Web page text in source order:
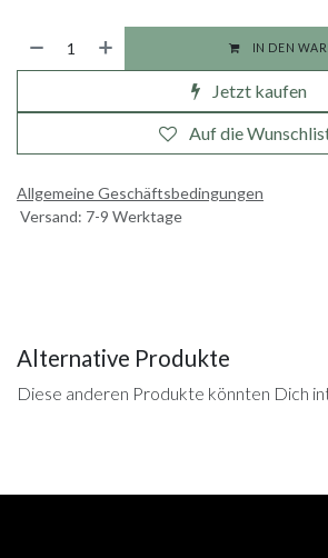
IN DEN
Jetzt kaufen
Auf die
Allgemeine Geschäftsbedingungen
Versand: 7-9 Werktage
Alternative Produkte
Diese anderen Produkte könnten Dich